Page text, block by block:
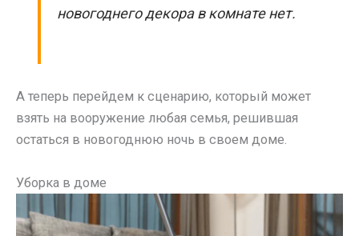
новогоднего декора в комнате нет.
А теперь перейдем к сценарию, который может
взять на вооружение любая семья, решившая
остаться в новогоднюю ночь в своем доме.
Уборка в доме